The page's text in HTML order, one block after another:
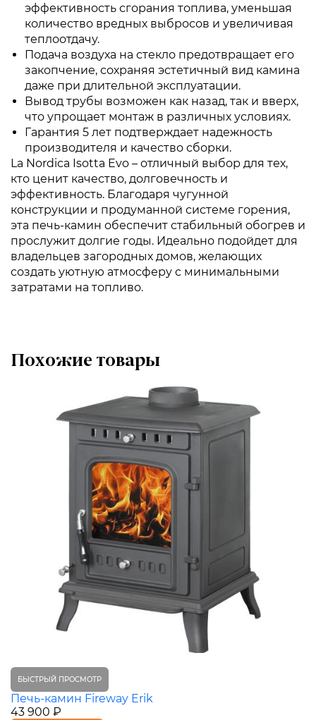
эффективность сгорания топлива, уменьшая
количество вредных выбросов и увеличивая
теплоотдачу.
Подача воздуха на стекло предотвращает его
закопчение, сохраняя эстетичный вид камина
даже при длительной эксплуатации.
Вывод трубы возможен как назад, так и вверх,
что упрощает монтаж в различных условиях.
Гарантия 5 лет подтверждает надежность
производителя и качество сборки.
La Nordica Isotta Evo – отличный выбор для тех,
кто ценит качество, долговечность и
эффективность. Благодаря чугунной
конструкции и продуманной системе горения,
эта печь-камин обеспечит стабильный обогрев и
прослужит долгие годы. Идеально подойдет для
владельцев загородных домов, желающих
создать уютную атмосферу с минимальными
затратами на топливо.
Похожие товары
БЫСТРЫЙ ПРОСМОТР
Печь-камин Fireway Erik
43 900 ₽